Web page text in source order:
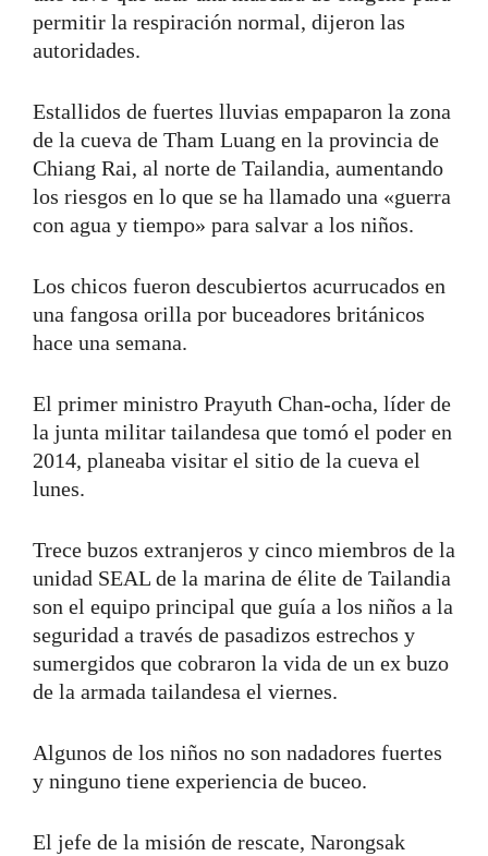
permitir la respiración normal, dijeron las
autoridades.
Estallidos de fuertes lluvias empaparon la zona
de la cueva de Tham Luang en la provincia de
Chiang Rai, al norte de Tailandia, aumentando
los riesgos en lo que se ha llamado una «guerra
con agua y tiempo» para salvar a los niños.
Los chicos fueron descubiertos acurrucados en
una fangosa orilla por buceadores británicos
hace una semana.
El primer ministro Prayuth Chan-ocha, líder de
la junta militar tailandesa que tomó el poder en
2014, planeaba visitar el sitio de la cueva el
lunes.
Trece buzos extranjeros y cinco miembros de la
unidad SEAL de la marina de élite de Tailandia
son el equipo principal que guía a los niños a la
seguridad a través de pasadizos estrechos y
sumergidos que cobraron la vida de un ex buzo
de la armada tailandesa el viernes.
Algunos de los niños no son nadadores fuertes
y ninguno tiene experiencia de buceo.
El jefe de la misión de rescate, Narongsak